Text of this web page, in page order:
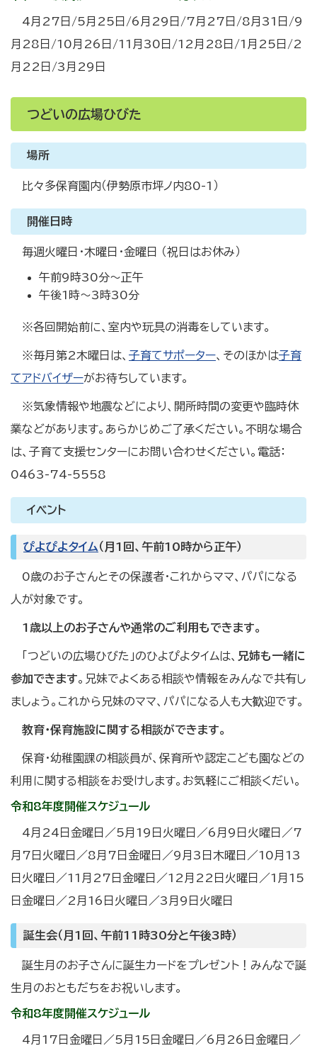
4月27日/5月25日/6月29日/7月27日/8月31日/9
月28日/10月26日/11月30日/12月28日/1月25日/2
月22日/3月29日
つどいの広場ひびた
場所
比々多保育園内（伊勢原市坪ノ内80-1）
開催日時
毎週火曜日・木曜日・金曜日 （祝日はお休み）
午前9時30分～正午
午後1時～3時30分
※各回開始前に、室内や玩具の消毒をしています。
※毎月第2木曜日は、 子育てサポーター、そのほかは子育
てアドバイザーがお待ちしています。
※気象情報や地震などにより、開所時間の変更や臨時休
業などがあります。あらかじめご了承ください。不明な場合
は、子育て支援センターにお問い合わせください。電話：
0463-74-5558
イベント
ぴよぴよタイム（月1回、午前10時から正午）
0歳のお子さんとその保護者・これからママ、パパになる
人が対象です。
1歳以上のお子さんや通常のご利用もできます。
「つどいの広場ひびた」のひよぴよタイムは、 兄姉も一緒に
参加できます。兄妹でよくある相談や情報をみんなで共有し
ましょう。これから兄妹のママ、パパになる人も大歓迎です。
教育・保育施設に関する相談ができます。
保育・幼稚園課の相談員が、保育所や認定こども園などの
利用に関する相談をお受けします。お気軽にご相談くだい。
令和8年度開催スケジュール
4月24日金曜日／5月19日火曜日／6月9日火曜日／7
月7日火曜日／8月7日金曜日／9月3日木曜日／10月13
日火曜日／11月27日金曜日／12月22日火曜日／1月15
日金曜日／2月16日火曜日／3月9日火曜日
誕生会（月1回、午前11時30分と午後3時）
誕生月のお子さんに誕生カードをプレゼント！みんなで誕
生月のおともだちをお祝いします。
令和8年度開催スケジュール
4月17日金曜日／5月15日金曜日／6月26日金曜日／